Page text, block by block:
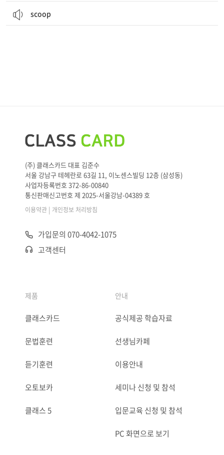
scoop
(주) 클래스카드 대표 김준수
서울 강남구 테헤란로 63길 11, 이노센스빌딩 12층 (삼성동)
사업자등록번호 372-86-00840
통신판매신고번호 제 2025-서울강남-04389 호
이용약관 | 개인정보 처리방침
가입문의 070-4042-1075
고객센터
제품
클래스카드
문법훈련
듣기훈련
오토보카
클래스 5
안내
공식제공 학습자료
선생님카페
이용안내
세미나 신청 및 참석
입문교육 신청 및 참석
PC 화면으로 보기